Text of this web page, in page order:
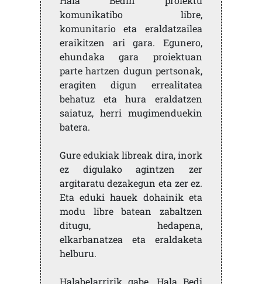
komunikatibo libre,
komunitario eta eraldatzailea
eraikitzen ari gara. Egunero,
ehundaka gara proiektuan
parte hartzen dugun pertsonak,
eragiten digun errealitatea
behatuz eta hura eraldatzen
saiatuz, herri mugimenduekin
batera.
Gure edukiak libreak dira, inork
ez digulako agintzen zer
argitaratu dezakegun eta zer ez.
Eta eduki hauek dohainik eta
modu libre batean zabaltzen
ditugu, hedapena,
elkarbanatzea eta eraldaketa
helburu.
Halabelarririk gabe, Hala Bedi